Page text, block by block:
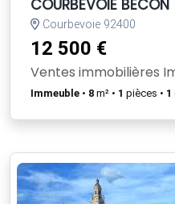
COURBEVOIE
Courbevoie 92400
12 500 €
Ventes immobilières
Immeuble • 8 m² • 1 pièces • 1